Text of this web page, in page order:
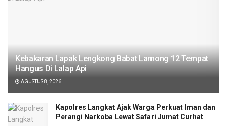
Kebakaran Lapak Lengkong Babat Lamong 12 Tempat
Hangus Di Lalap Api
AGUSTUS 8, 2026
Kapolres Langkat Ajak Warga Perkuat Iman dan
Perangi Narkoba Lewat Safari Jumat Curhat